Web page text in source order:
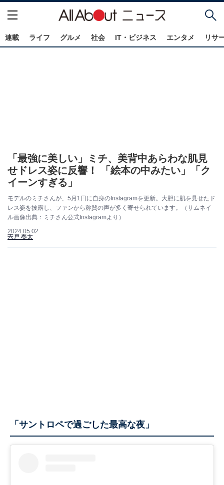
連載 ライフ グルメ 社会 IT・ビジネス エンタメ リサ
「最強に美しい」ミチ、美背中あらわな肌見
せドレス姿に反響！ 「絵本の中みたい」「ク
イーンすぎる」
モデルのミチさんが、5月1日に自身のInstagramを更新。大胆に肌を見せたド
レス姿を披露し、ファンから称賛の声が多く寄せられています。（サムネイ
ル画像出典：ミチさん公式Instagramより）
2024.05.02
宍戸 奏太
「サントロペで過ごした最高な夜」